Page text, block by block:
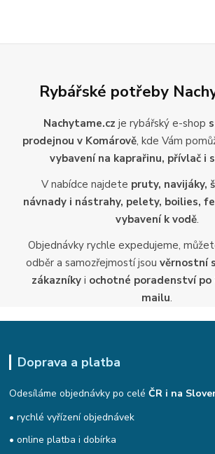
Rybářské potřeby
Nachytame.cz je rybářský e-shop
prodejnou v Komárově, kde Vám
vybavení na kaprařinu, přívlač i
V nabídce najdete pruty, navijáky,
návnady i nástrahy, pelety, boilies,
vybavení k vodě.
Objednávky rychle expedujeme,
odběr a samozřejmostí jsou věrnostní
zákazníky i ochotné poradenství
mailu.
Doprava a platba
Odesíláme objednávky po celéČR i na
• rychlé vyřízení objednávek
• online platba i dobírka